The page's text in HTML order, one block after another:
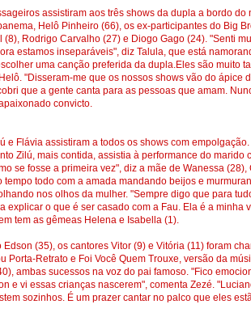
assistiram aos três shows da dupla a bordo do
Helô Pinheiro (66), os ex-participantes do Big
(8), Rodrigo Carvalho (27) e Diogo Gago (24). "Senti
estamos inseparáveis", diz Talula, que está
uma canção preferida da dupla.Eles são muito
"Disseram-me que os nossos shows vão do ápice
que a gente canta para as pessoas que amam.
convicto.
e Flávia assistiram a todos os shows com
Zilú, mais contida, assistia à performance do marido
se fosse a primeira vez", diz a mãe de Wanessa
tempo todo com a amada mandando beijos e
nos olhos da mulher. "Sempre digo que para
explicar o que é ser casado com a Fau. Ela é a minha
tem as gêmeas Helena e Isabella (1).
Edson (35), os cantores Vitor (9) e Vitória (11) foram
Porta-Retrato e Foi Você Quem Trouxe, versão da
ambas sucessos na voz do pai famoso. "Fico
e vi essas crianças nascerem", comenta Zezé.
sozinhos. É um prazer cantar no palco que eles